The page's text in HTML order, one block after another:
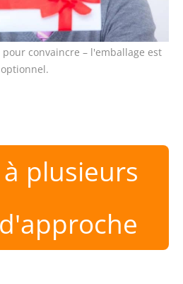
convaincre – l'emballage est
optionnel.
plusieurs